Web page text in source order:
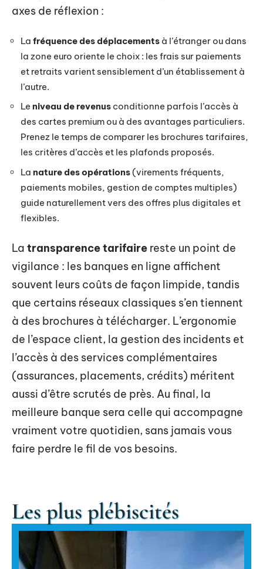
axes de réflexion :
La fréquence des déplacements à l’étranger ou dans
la zone euro oriente le choix : les frais sur paiements
et retraits varient sensiblement d’un établissement à
l’autre.
Le niveau de revenus conditionne parfois l’accès à
des cartes premium ou à des avantages particuliers.
Prenez le temps de comparer les brochures tarifaires,
les critères d’accès et les plafonds proposés.
La nature des opérations(virements fréquents,
paiements mobiles, gestion de comptes multiples)
guide naturellement vers des offres plus digitales et
flexibles.
La transparence tarifaire reste un point de
vigilance : les banques en ligne affichent
souvent leurs coûts de façon limpide, tandis
que certains réseaux classiques s’en tiennent
à des brochures à télécharger. L’ergonomie
de l’espace client, la gestion des incidents et
l’accès à des services complémentaires
(assurances, placements, crédits) méritent
aussi d’être scrutés de près. Au final, la
meilleure banque sera celle qui accompagne
vraiment votre quotidien, sans jamais vous
faire perdre le fil de vos besoins.
Les plus plébiscités